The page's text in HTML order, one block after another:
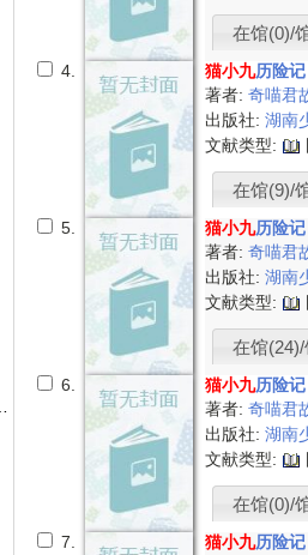
在馆(0)/
4. 猫小九历险
著者:奇喵君
出版社:湖南
文献类型:
在馆(9)/
5. 猫小九历险
著者:奇喵君
出版社:湖南
文献类型:
在馆
6. 猫小九历险
著者:奇喵君
出版社:湖南
文献类型:
在馆(0)/
7. 猫小九历险